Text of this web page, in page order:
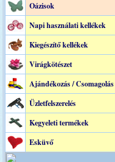
Oázisok
Napi használati kellékek
Kiegészítő kellékek
Virágkötészet
Ajándékozás / Csomagolás
Üzletfelszerelés
Kegyeleti termékek
Esküvő